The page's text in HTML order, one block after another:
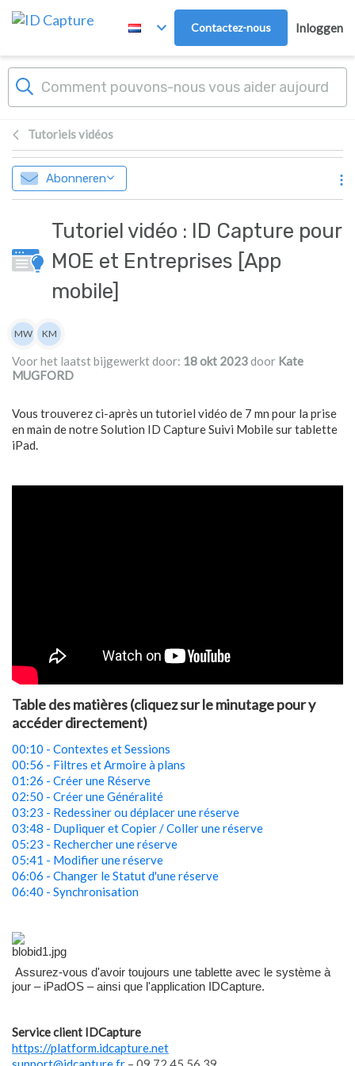
Overslaan naar hoofdinhoud
Contactez-nous Inloggen
Tutoriels vidéos
Abonneren
Tutoriel vidéo : ID Capture pour
MOE et Entreprises [App
mobile]
Lijst van auteurs
MW
Matthew WRAY
KM
Kate MUGFORD
Voor het laatst bijgewerkt door: 18 okt 2023door Kate
MUGFORD
Vous trouverez ci-après un tutoriel vidéo de 7 mn pour la prise
en main de notre Solution ID Capture Suivi Mobile sur tablette
iPad.
Table des matières (cliquez sur le minutage pour y
accéder directement)
00:10 - Contextes et Sessions
00:56 - Filtres et Armoire à plans
01:26 - Créer une Réserve
02:50 - Créer une Généralité
03:23 - Redessiner ou déplacer une réserve
03:48 - Dupliquer et Copier / Coller une réserve
05:23 - Rechercher une réserve
05:41 - Modifier une réserve
06:06 - Changer le Statut d'une réserve
06:40 - Synchronisation
Assurez-vous d'avoir toujours une tablette avec le système à
jour – iPadOS – ainsi que l'application IDCapture.
Service client IDCapture
https://platform.idcapture.net